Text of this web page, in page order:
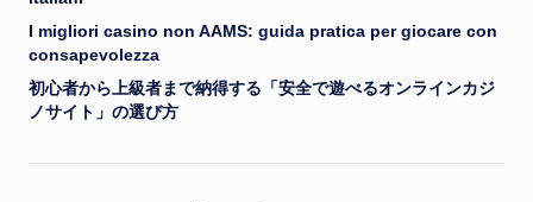
I migliori casino non AAMS: guida pratica per giocare con
consapevolezza
初心者から上級者まで納得する「安全で遊べるオンラインカジ
ノサイト」の選び方